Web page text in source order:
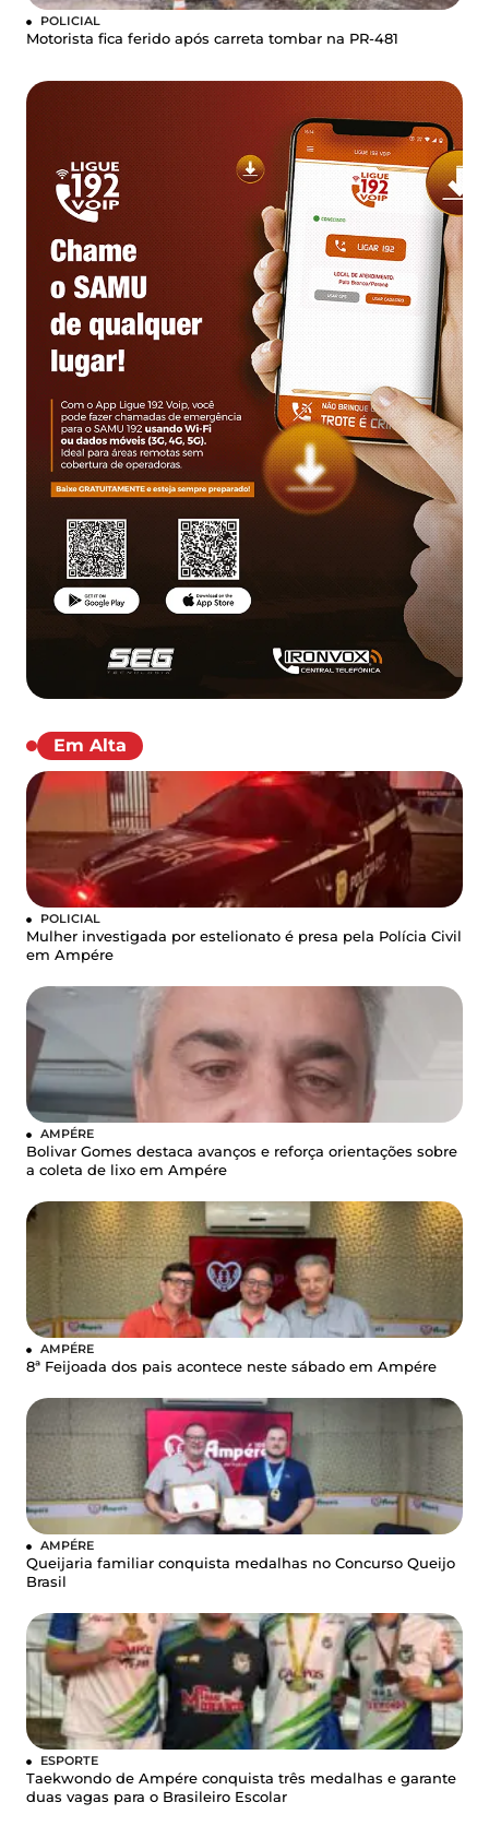
POLICIAL
Motorista fica ferido após carreta tombar na PR-481
Em Alta
POLICIAL
Mulher investigada por estelionato é presa pela Polícia Civil
em Ampére
AMPÉRE
Bolivar Gomes destaca avanços e reforça orientações sobre
a coleta de lixo em Ampére
AMPÉRE
8ª Feijoada dos pais acontece neste sábado em Ampére
AMPÉRE
Queijaria familiar conquista medalhas no Concurso Queijo
Brasil
ESPORTE
Taekwondo de Ampére conquista três medalhas e garante
duas vagas para o Brasileiro Escolar